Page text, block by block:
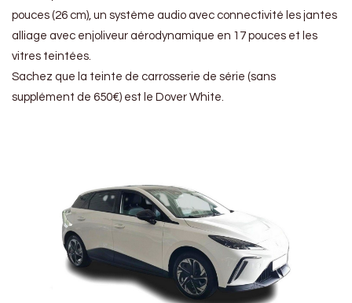
pouces (26 cm), un système audio avec connectivité les jantes
alliage avec enjoliveur aérodynamique en 17 pouces et les
vitres teintées.
Sachez que la teinte de carrosserie de série (sans
supplément de 650€) est le Dover White.